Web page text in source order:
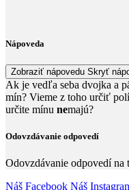
Nápoveda
Zobraziť nápovedu Skryť
Ak je vedľa seba dvojka a
mín? Vieme z toho určiť
určite mínu nemajú?
Odovzdávanie odpovedí
Odovzdávanie odpovedí na
Náš Facebook Náš